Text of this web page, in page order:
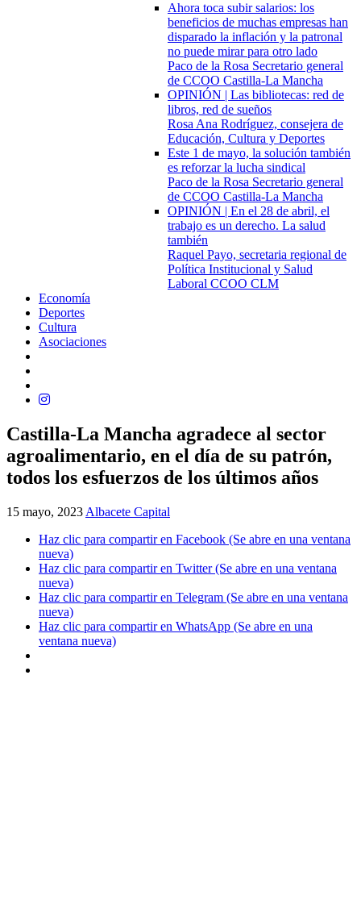
Ahora toca subir salarios: los
beneficios de muchas empresas han
disparado la inflación y la patronal
no puede mirar para otro lado
Paco de la Rosa Secretario general
de CCOO Castilla-La Mancha
OPINIÓN | Las bibliotecas: red de
libros, red de sueños
Rosa Ana Rodríguez, consejera de
Educación, Cultura y Deportes
Este 1 de mayo, la solución también
es reforzar la lucha sindical
Paco de la Rosa Secretario general
de CCOO Castilla-La Mancha
OPINIÓN | En el 28 de abril, el
trabajo es un derecho. La salud
también
Raquel Payo, secretaria regional de
Política Institucional y Salud
Laboral CCOO CLM
Economía
Deportes
Cultura
Asociaciones
Castilla-La Mancha agradece al sector
agroalimentario, en el día de su patrón,
todos los esfuerzos de los últimos años
15 mayo, 2023 Albacete Capital
Haz clic para compartir en Facebook (Se abre en una ventana
nueva)
Haz clic para compartir en Twitter (Se abre en una ventana
nueva)
Haz clic para compartir en Telegram (Se abre en una ventana
nueva)
Haz clic para compartir en WhatsApp (Se abre en una
ventana nueva)